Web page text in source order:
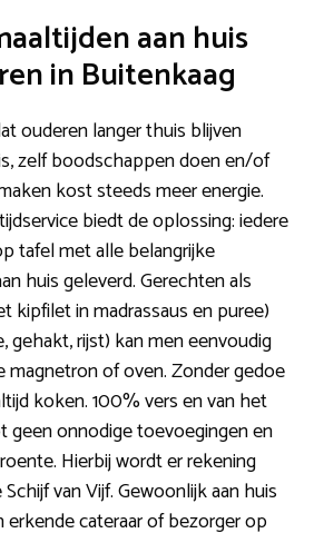
aan huis
in Buitenkaag
ouderen langer thuis blijven
zelf boodschappen doen en/of
kost steeds meer energie.
biedt de oplossing: iedere
tafel met alle belangrijke
huis geleverd. Gerechten als
kipfilet in madrassaus en puree)
gehakt, rijst) kan men eenvoudig
magnetron of oven. Zonder gedoe
koken. 100% vers en van het
geen onnodige toevoegingen en
Hierbij wordt er rekening
van Vijf. Gewoonlijk aan huis
cateraar of bezorger op